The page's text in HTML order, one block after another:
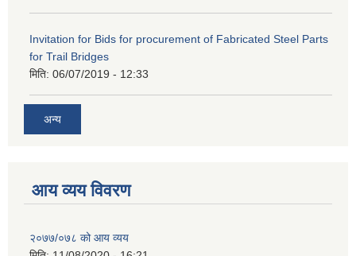
Invitation for Bids for procurement of Fabricated Steel Parts
for Trail Bridges
मिति: 06/07/2019 - 12:33
अन्य
आय व्यय विवरण
२०७७/०७८ को आय व्यय